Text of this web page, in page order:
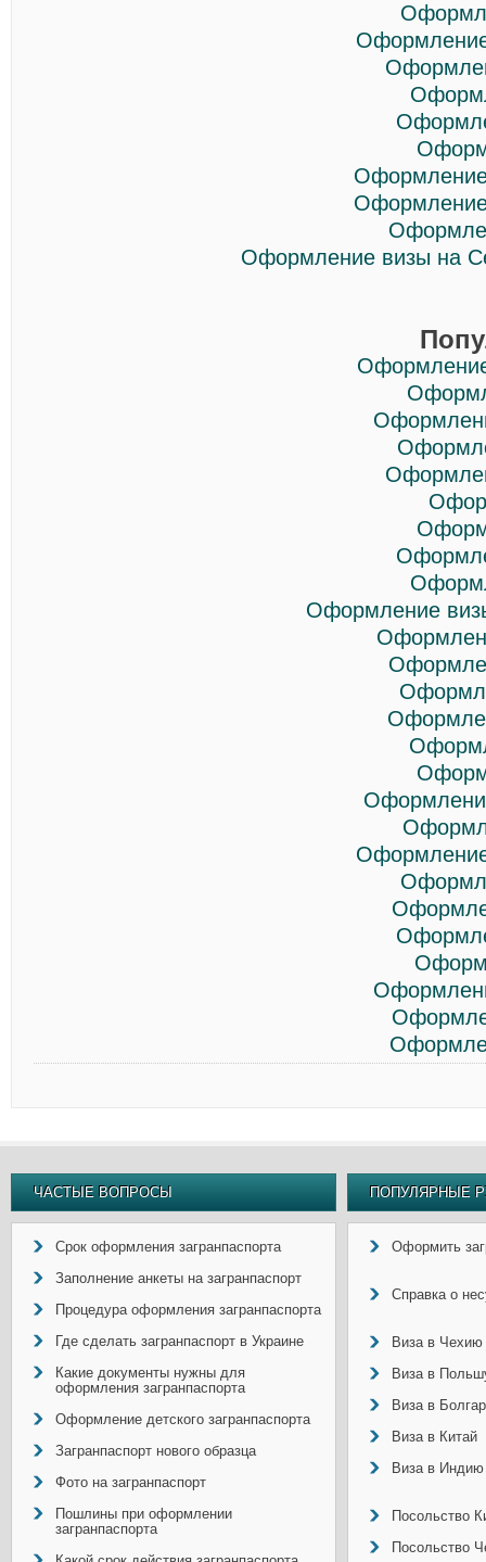
Оформление визы на
Оформление
ЧАСТЫЕ ВОПРОСЫ
Срок оформления загранпаспорта
Заполнение анкеты на загранпаспорт
Процедура оформления загранпаспорта
Где сделать загранпаспорт в Украине
Какие документы нужны для
оформления загранпаспорта
Оформление детского загранпаспорта
Загранпаспорт нового образца
Фото на загранпаспорт
Пошлины при оформлении
загранпаспорта
ПОПУЛЯРНЫЕ
Оформить
Справка о
Виза в Чехию
Виза в
Виза в
Виза в Китай
Виза в Индию
Посольство
Посольство